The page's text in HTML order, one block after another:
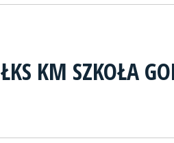
ŁKS KM SZKOŁA